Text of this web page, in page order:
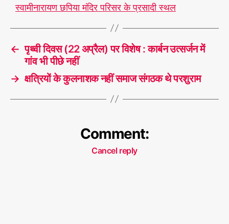
स्वामीनारायण छपिया मंदिर परिसर के प्रसादी स्थल
← पृथ्वी दिवस (22 अप्रैल) पर विशेष : कार्बन उत्सर्जन में
गांव भी पीछे नहीं
→ क्षत्रियों के कुलनाशक नहीं समाज संगठक थे परशुराम
Comment:
Cancel reply